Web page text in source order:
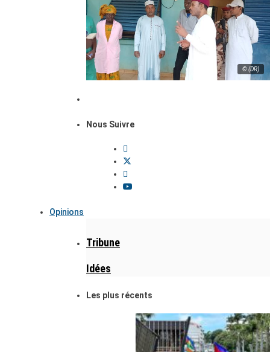
© (DR)
Nous Suivre
Opinions
Tribune
Idées
Les plus récents